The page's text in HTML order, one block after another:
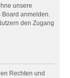
unsere
Board anmelden.
den Zugang
Rechten und